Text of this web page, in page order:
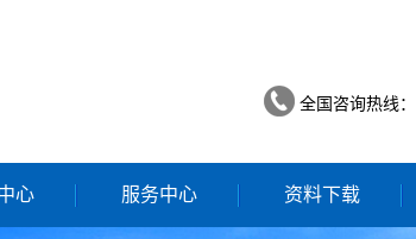
全国咨询热线：
心 服务中心 资料下载